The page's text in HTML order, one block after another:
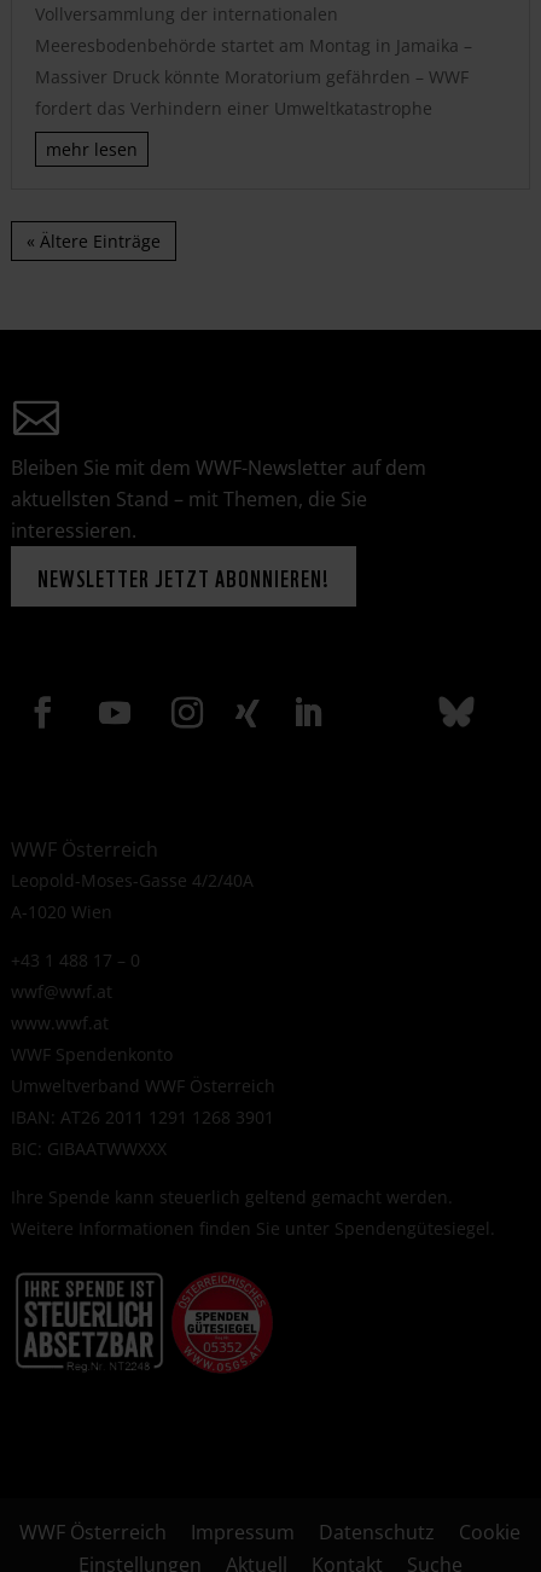
Vollversammlung der internationalen
Meeresbodenbehörde startet am Montag in Jamaika –
Massiver Druck könnte Moratorium gefährden – WWF
fordert das Verhindern einer Umweltkatastrophe
mehr lesen
« Ältere Einträge
Bleiben Sie mit dem WWF-Newsletter auf dem
aktuellsten Stand – mit Themen, die Sie
interessieren.
NEWSLETTER JETZT ABONNIEREN!
WWF Österreich
Leopold-Moses-Gasse 4/2/40A
A-1020 Wien
+43 1 488 17 – 0
wwf@wwf.at
www.wwf.at
WWF Spendenkonto
Umweltverband WWF Österreich
IBAN: AT26 2011 1291 1268 3901
BIC: GIBAATWWXXX
Ihre Spende kann steuerlich geltend gemacht werden.
Weitere Informationen finden Sie unter Spendengütesiegel
WWF Österreich Impressum Datenschutz
Cookie
Einstellungen
Aktuell Kontakt Suche